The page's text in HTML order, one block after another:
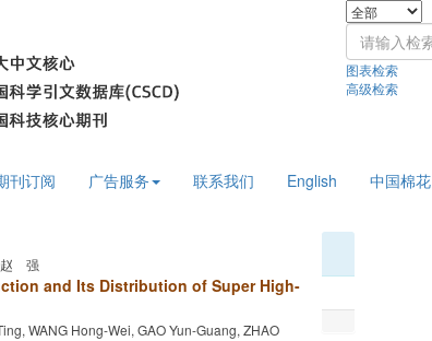
图表检索
高级检索
刊订阅 广告服务 联系我们 English 中国棉花
赵 强
and Its Distribution of Super High-
WANG Hong-Wei, GAO Yun-Guang, ZHAO